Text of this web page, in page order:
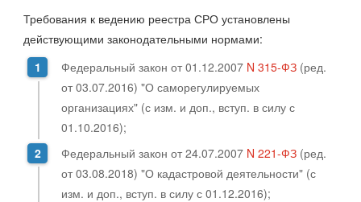
Требования к ведению реестра СРО установлены
действующими законодательными нормами:
Федеральный закон от 01.12.2007 N 315-ФЗ (ред.
от 03.07.2016) "О саморегулируемых
организациях" (с изм. и доп., вступ. в силу с
01.10.2016);
Федеральный закон от 24.07.2007 N 221-ФЗ (ред.
от 03.08.2018) "О кадастровой деятельности" (с
изм. и доп., вступ. в силу с 01.12.2016);